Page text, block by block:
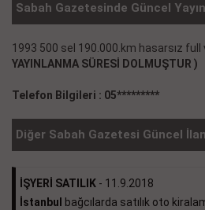
Sabah Gazetesinde Güncel
1993 500 sel 190.000.km hasarsız
YAYINLANMA SÜRESİ DOLMUŞTUR )
Telefon Bilgileri : 05*********
Diğer Sabah Gazetesi Güncel
İŞYERİ SATILIK - 11.9.2018
İstanbul
bağcılarda satılık oto